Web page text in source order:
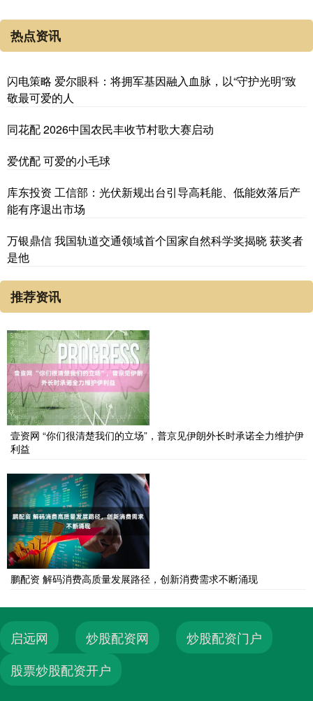
热点资讯
闪电策略 爱尔眼科：将拥军基因融入血脉，以“守护光明”致
敬最可爱的人
同花配 2026中国农民丰收节村歌大赛启动
爱优配 可爱的小毛球
库东投资 工信部：光伏新规出台引导高耗能、低能效落后产
能有序退出市场
万银鼎信 我国轨道交通领域首个国家自然科学奖揭晓 获奖者
是他
推荐资讯
壹资网 “你们很清楚我们的立场”，普京见伊朗外长时承诺全力维护伊
利益
鹏配资 解码消费高质量发展路径，创新消费需求不断涌现
启远网 炒股配资网
炒股配资门户
股票炒股配资开户